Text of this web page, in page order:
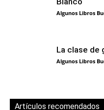
Algunos Libros
La clase de
Algunos Libros
Artículos recomendados